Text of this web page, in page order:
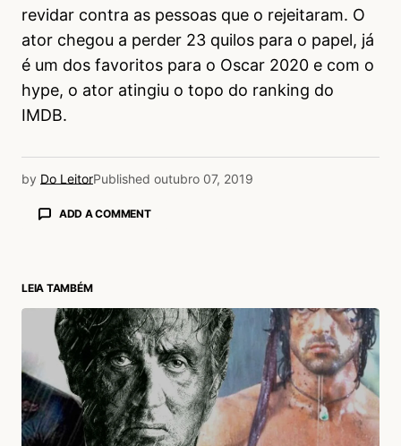
revidar contra as pessoas que o rejeitaram. O
ator chegou a perder 23 quilos para o papel, já
é um dos favoritos para o Oscar 2020 e com o
hype, o ator atingiu o topo do ranking do
IMDB.
by Do LeitorPublished outubro 07, 2019
ADD A COMMENT
LEIA TAMBÉM